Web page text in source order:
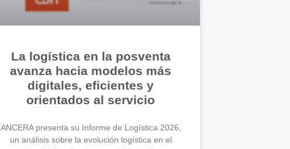
La logística en la posventa
avanza hacia modelos más
digitales, eficientes y
orientados al servicio
ANCERA presenta su Informe de Logística 2026,
un análisis sobre la evolución logística en el